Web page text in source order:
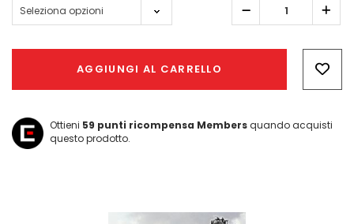
Diminuisci
quantità:
AGGIUNGI AL CARRELLO
Ottieni 59 punti ricompensa Membersquando acquisti
questo prodotto.